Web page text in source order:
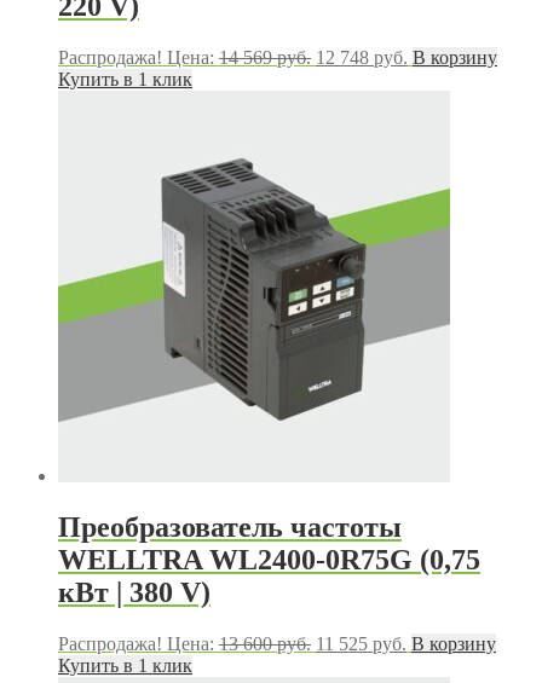
220 V)
Распродажа! Цена: 14 569руб. Первоначальная
12 748 руб. Текущая
В корзину
Купить в 1 клик
Преобразователь частоты
WELLTRA WL2400-0R75G (0,75
кВт | 380 V)
Распродажа! Цена: 13 600руб. Первоначальная
11 525 руб. Текущая
В корзину
Купить в 1 клик